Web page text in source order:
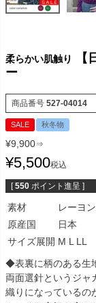
柔らかい肌触り
ー
商品番号 527-04014
SALE 秋冬物
¥9,900⇒
¥5,500税込
[ 550 ポイント進呈 ]
素材
レーヨ
原産国
日本
サイズ展開 M L LL
◆表裏に柄のある
両面選針というジャ
織りになっているの